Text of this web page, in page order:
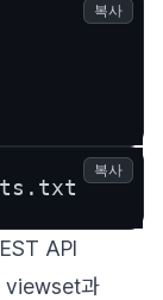
복사
복사
API
viewset과